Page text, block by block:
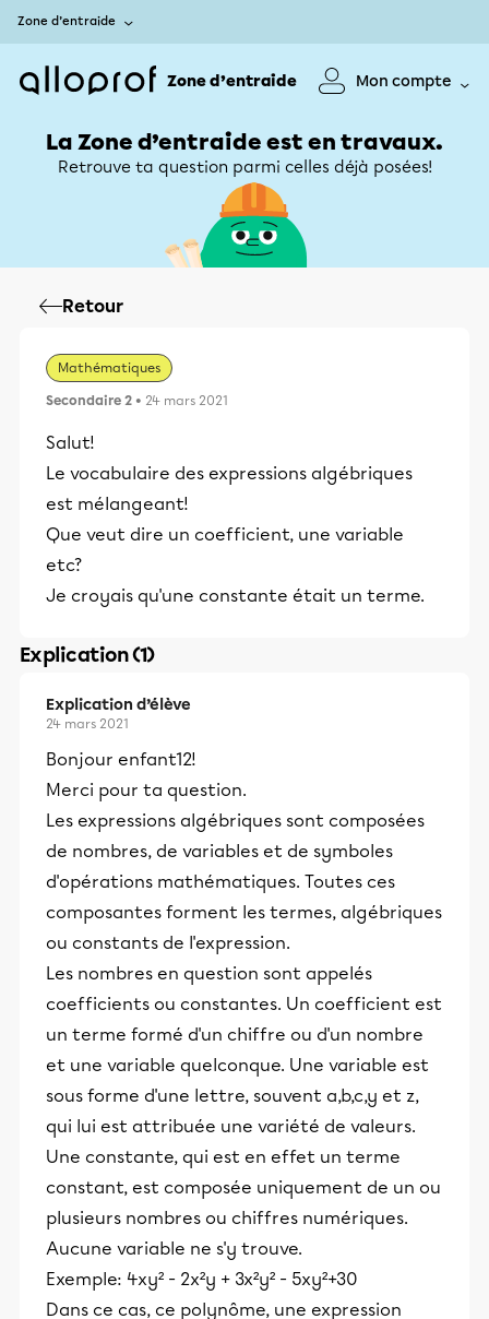
Zone d’entraide
Zone d’entraide Mon compte
La Zone d’entraide est en travaux.
Retrouve ta question parmi celles déjà posées!
Retour
Mathématiques
Secondaire 2 • 24 mars 2021
Salut!
Le vocabulaire des expressions algébriques
est mélangeant!
Que veut dire un coefficient, une variable
etc?
Je croyais qu'une constante était un terme.
Explication (1)
Explication d’élève
24 mars 2021
Bonjour enfant12!
Merci pour ta question.
Les expressions algébriques sont composées
de nombres, de variables et de symboles
d'opérations mathématiques. Toutes ces
composantes forment les termes, algébriques
ou constants de l'expression.
Les nombres en question sont appelés
coefficients ou constantes. Un coefficient est
un terme formé d'un chiffre ou d'un nombre
et une variable quelconque. Une variable est
sous forme d'une lettre, souvent a,b,c,y et z,
qui lui est attribuée une variété de valeurs.
Une constante, qui est en effet un terme
constant, est composée uniquement de un ou
plusieurs nombres ou chiffres numériques.
Aucune variable ne s'y trouve.
Exemple: 4xy² - 2x²y + 3x²y² - 5xy²+30
Dans ce cas, ce polynôme, une expression